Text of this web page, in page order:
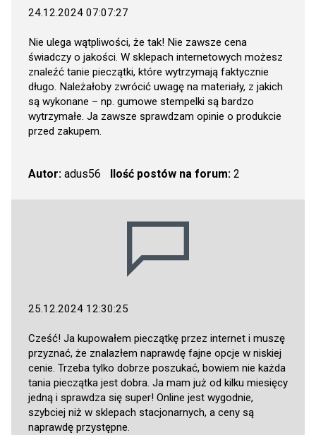
24.12.2024 07:07:27
Nie ulega wątpliwości, że tak! Nie zawsze cena
świadczy o jakości. W sklepach internetowych możesz
znaleźć tanie pieczątki, które wytrzymają faktycznie
długo. Należałoby zwrócić uwagę na materiały, z jakich
są wykonane – np. gumowe stempelki są bardzo
wytrzymałe. Ja zawsze sprawdzam opinie o produkcie
przed zakupem.
Autor: adus56 Ilość postów na forum:2
25.12.2024 12:30:25
Cześć! Ja kupowałem pieczątkę przez internet i muszę
przyznać, że znalazłem naprawdę fajne opcje w niskiej
cenie. Trzeba tylko dobrze poszukać, bowiem nie każda
tania pieczątka jest dobra. Ja mam już od kilku miesięcy
jedną i sprawdza się super! Online jest wygodnie,
szybciej niż w sklepach stacjonarnych, a ceny są
naprawdę przystępne.